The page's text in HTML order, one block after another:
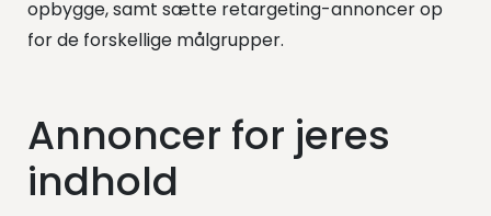
opbygge, samt sætte retargeting-annoncer op
for de forskellige målgrupper.
Annoncer for jeres
indhold